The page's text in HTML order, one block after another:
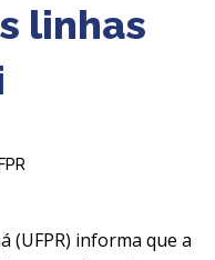
linhas
(UFPR) informa que a